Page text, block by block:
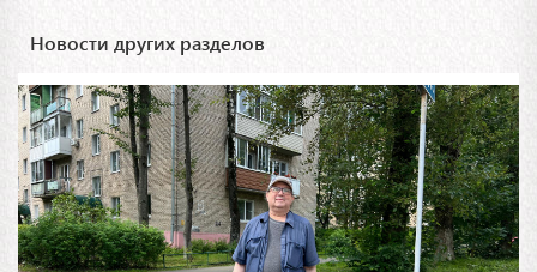
Новости других разделов